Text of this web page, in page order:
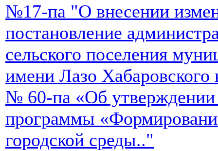
№17-па "О внесении
постановление
сельского поселения
имени Лазо Хабаровского
№ 60-па «Об
программы
городской среды.."